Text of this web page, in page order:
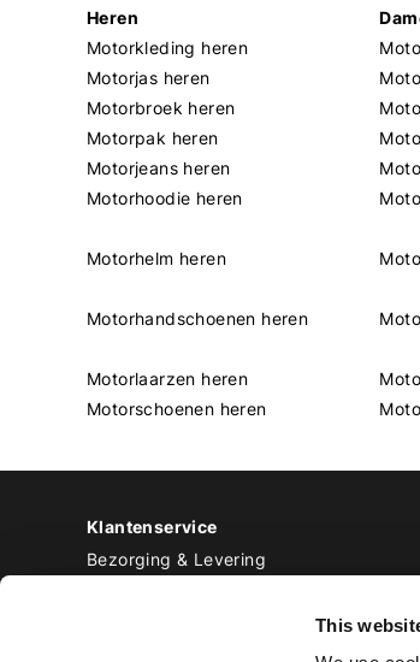
This
Heren
Motorkleding heren
Motorjas heren
Motorbroek heren
Motorpak heren
Motorjeans heren
Motorhoodie heren
Motorhelm heren
Motorhandschoenen heren
Motorlaarzen heren
Motorschoenen heren
Klantenservice
Bezorging & Levering